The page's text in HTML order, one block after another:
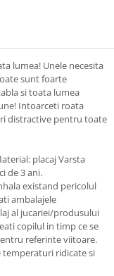
lumea! Unele necesita
sunt foarte
si toata lumea
Intoarceti roata
distractive pentru toate
placaj Varsta
de 3 ani.
existand pericolul
ambalajele
al jucariei/produsului
copilul in timp ce se
referinte viitoare.
ridicate si